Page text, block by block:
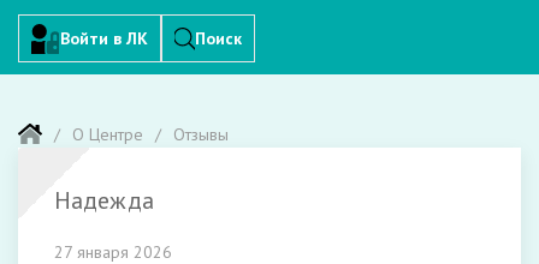
Войти в ЛК Поиск
О Центре Отзывы
Надежда
27 января 2026